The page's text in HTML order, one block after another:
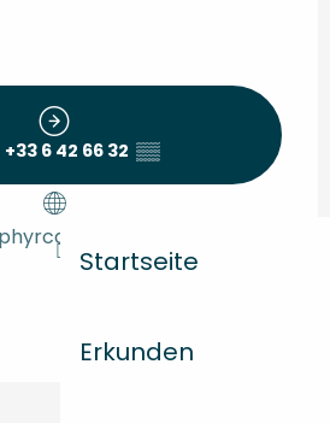
Startseite
Erkunden
+33 6 42 66 32 ▒▒